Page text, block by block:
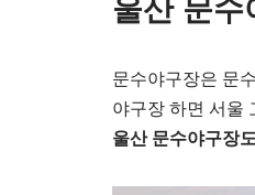
울산 문수
문수야구장은 문
야구장 하면 서울
울산 문수야구장